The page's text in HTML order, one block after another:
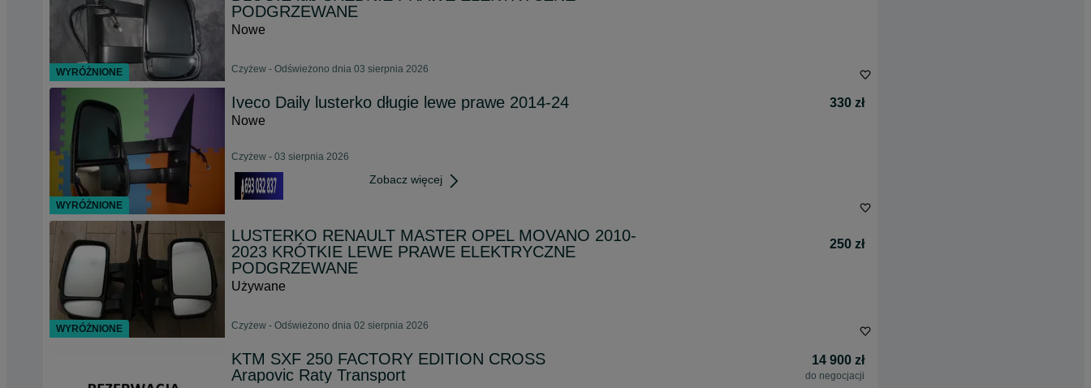
PODGRZEWANE
Nowe
Czyżew - Odświeżono dnia 03 sierpnia 2026
Iveco Daily lusterko długie lewe prawe 2014-24
330 zł
Nowe
Czyżew - 03 sierpnia 2026
Zobacz więcej
LUSTERKO RENAULT MASTER OPEL MOVANO 2010-
2023 KRÓTKIE LEWE PRAWE ELEKTRYCZNE
PODGRZEWANE
250 zł
Używane
Czyżew - Odświeżono dnia 02 sierpnia 2026
KTM SXF 250 FACTORY EDITION CROSS
Arapovic Raty Transport
14 900 zł
do negocjacji
WYRÓŻNIONE
WYRÓŻNIONE
WYRÓŻNIONE